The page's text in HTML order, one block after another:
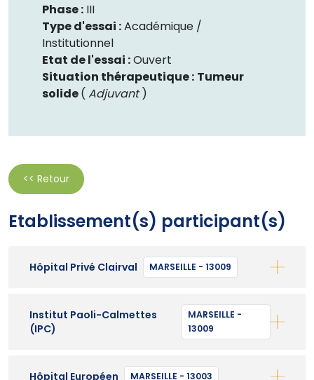
Phase : III
Type d'essai :Académique /
Institutionnel
Etat de l'essai :Ouvert
Situation thérapeutique : Tumeur
solide( Adjuvant)
<< Retour
Etablissement(s) participant(s)
Hôpital Privé Clairval MARSEILLE - 13009
Institut Paoli-Calmettes
(IPC)
MARSEILLE -
13009
Hôpital Européen MARSEILLE - 13003